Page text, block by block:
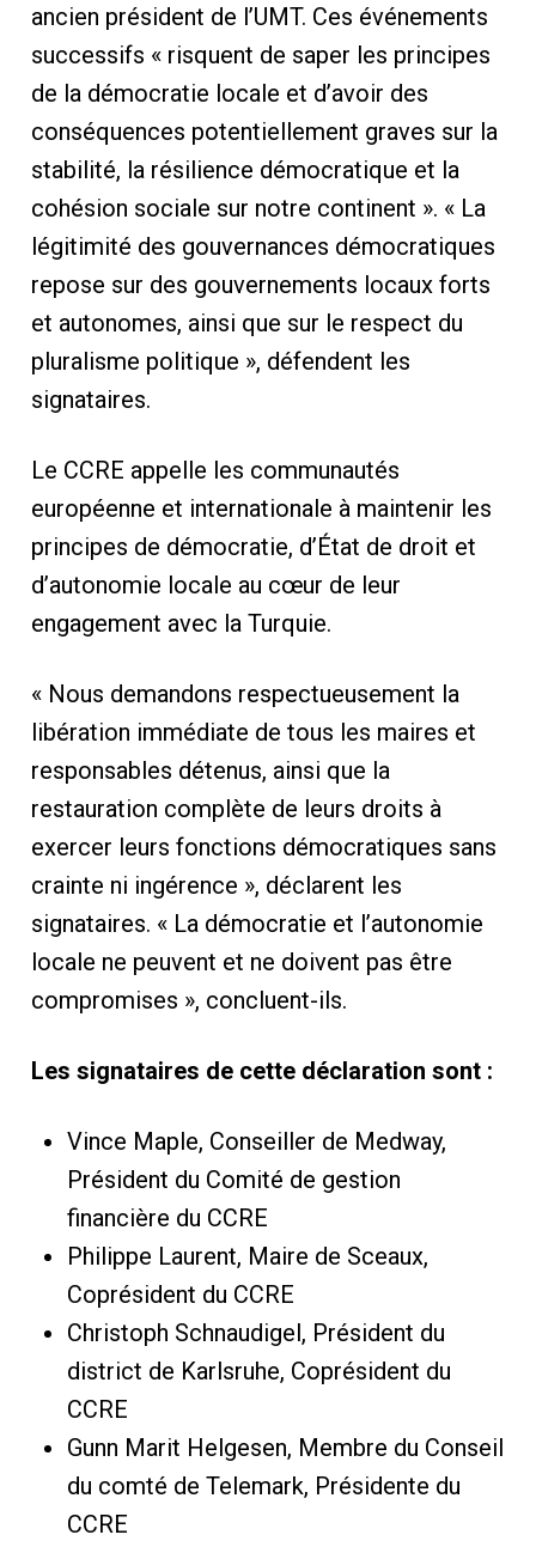
ancien président de l’UMT. Ces événements
successifs « risquent de saper les principes
de la démocratie locale et d’avoir des
conséquences potentiellement graves sur la
stabilité, la résilience démocratique et la
cohésion sociale sur notre continent ». « La
légitimité des gouvernances démocratiques
repose sur des gouvernements locaux forts
et autonomes, ainsi que sur le respect du
pluralisme politique », défendent les
signataires.
Le CCRE appelle les communautés
européenne et internationale à maintenir les
principes de démocratie, d’État de droit et
d’autonomie locale au cœur de leur
engagement avec la Turquie.
« Nous demandons respectueusement la
libération immédiate de tous les maires et
responsables détenus, ainsi que la
restauration complète de leurs droits à
exercer leurs fonctions démocratiques sans
crainte ni ingérence », déclarent les
signataires. « La démocratie et l’autonomie
locale ne peuvent et ne doivent pas être
compromises », concluent-ils.
Les signataires de cette déclaration sont :
Vince Maple, Conseiller de Medway,
Président du Comité de gestion
financière du CCRE
Philippe Laurent, Maire de Sceaux,
Coprésident du CCRE
Christoph Schnaudigel, Président du
district de Karlsruhe, Coprésident du
CCRE
Gunn Marit Helgesen, Membre du Conseil
du comté de Telemark, Présidente du
CCRE